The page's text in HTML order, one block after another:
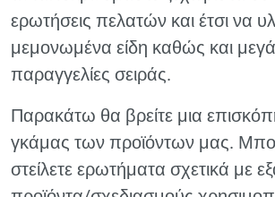
ερωτήσεις πελατών και έτσι να
μεμονωμένα είδη καθώς και
παραγγελίες σειράς.
Παρακάτω θα βρείτε μια
γκάμας των προϊόντων μας.
στείλετε ερωτήματα σχετικά με